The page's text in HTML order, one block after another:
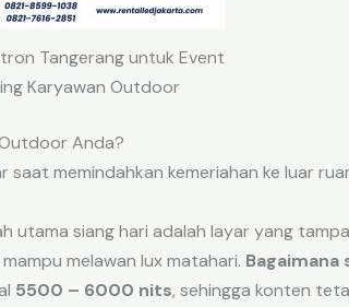
Tangerang untuk Event
Karyawan Outdoor
Anda?
memindahkan kemeriahan ke luar
utama siang hari adalah layar yang
melawan lux matahari. Bagaimana
5500 – 6000 nits, sehingga konten